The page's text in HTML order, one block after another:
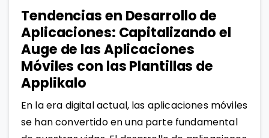
Tendencias en Desarrollo de
Aplicaciones: Capitalizando el
Auge de las Aplicaciones
Móviles con las Plantillas de
Applikalo
En la era digital actual, las aplicaciones móviles
se han convertido en una parte fundamental